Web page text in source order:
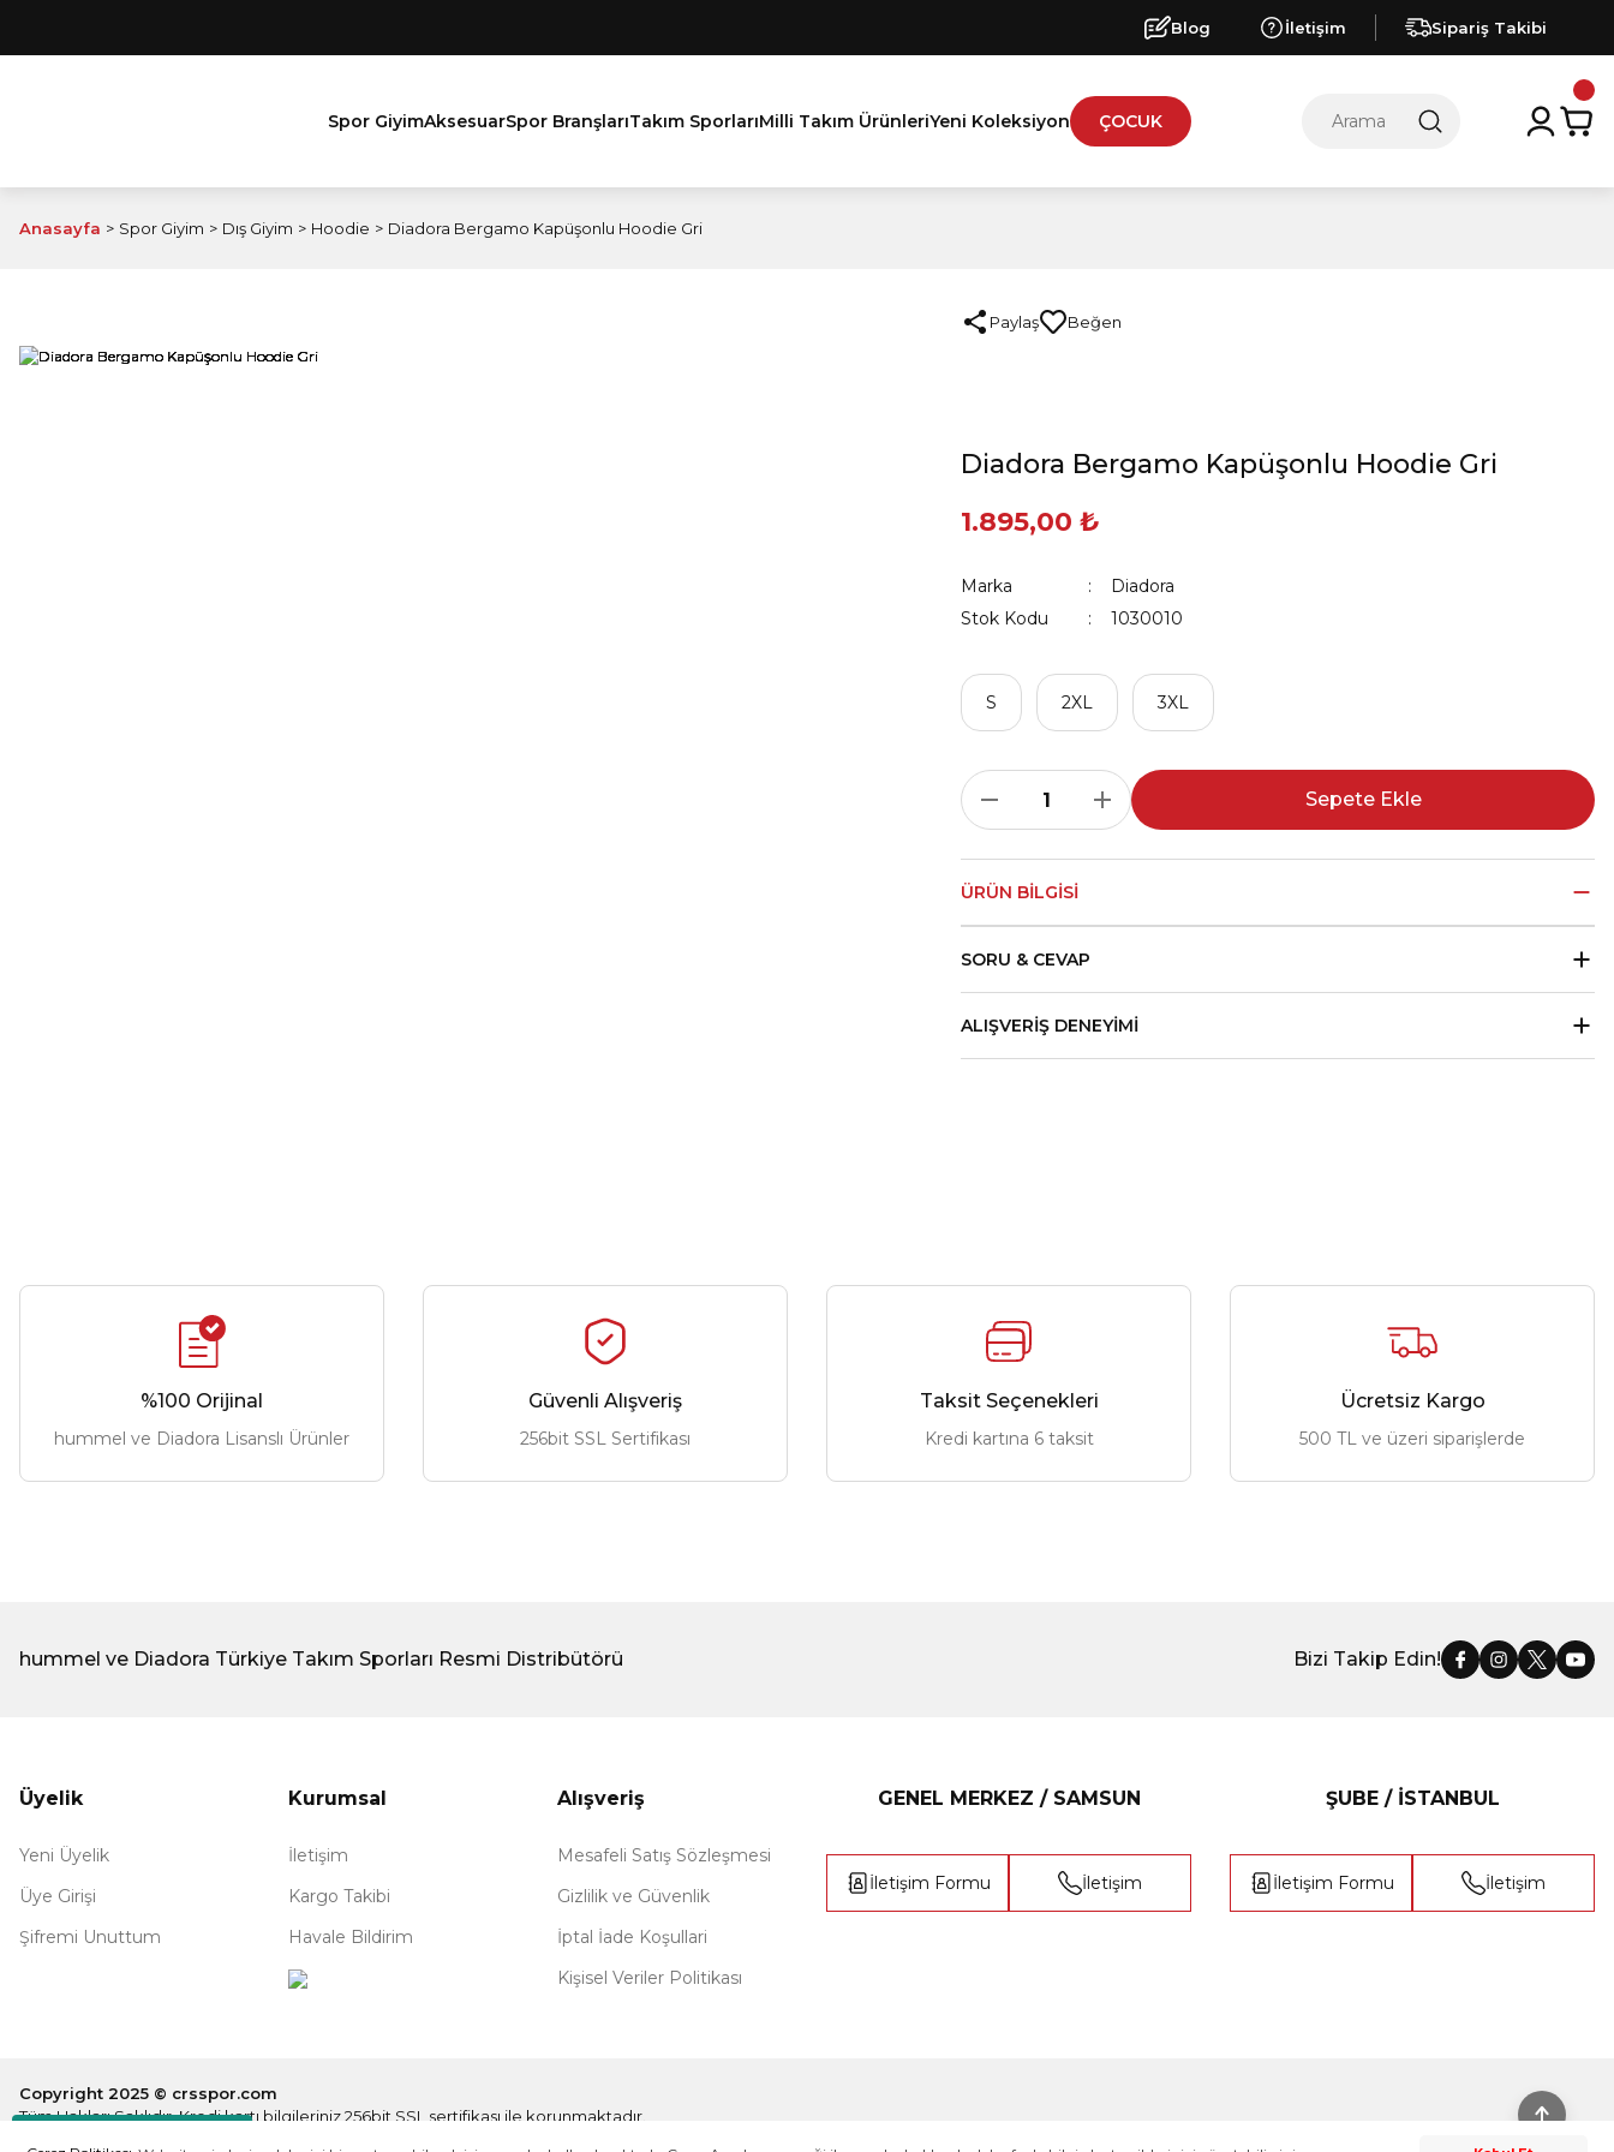
Destek Hattı
Blog İletişim Sipariş Takibi
Spor GiyimAksesuarSpor BranşlarıTakım SporlarıMilli Takım ÜrünleriYeni Koleksiyon ÇOCUK
Anasayfa Spor Giyim Dış Giyim Hoodie Diadora Bergamo Kapüşonlu Hoodie Gri
Paylaş
Diadora Bergamo Kapüşonlu Hoodie Gri
1.895,00 ₺
Marka
Diadora
Stok Kodu
1030010
S 2XL 3XL
Sepete Ekle
ÜRÜN BILGISI
SORU & CEVAP
ALIŞVERIŞ DENEYIMI
%100 Orijinal
hummel ve Diadora Lisanslı Ürünler
Güvenli Alışveriş
256bit SSL Sertifikası
Taksit Seçenekleri
Kredi kartına 6 taksit
Ücretsiz Kargo
500 TL ve üzeri siparişlerde
hummel ve Diadora Türkiye Takım Sporları Resmi Distribütörü Bizi Takip Edin!
Üyelik
Yeni Üyelik
Üye Girişi
Şifremi Unuttum
Kurumsal
İletişim
Kargo Takibi
Havale Bildirim
Alışveriş
Mesafeli Satış Sözleşmesi
Gizlilik ve Güvenlik
İptal İade Koşullari
Kişisel Veriler Politikası
GENEL MERKEZ / SAMSUN
İletişim Formu İletişim
ŞUBE / İSTANBUL
İletişim Formu İletişim
Copyright 2025 © crsspor.com
Tüm Hakları Saklıdır. Kredi kartı bilgileriniz 256bit SSL sertifikası ile korunmaktadır.